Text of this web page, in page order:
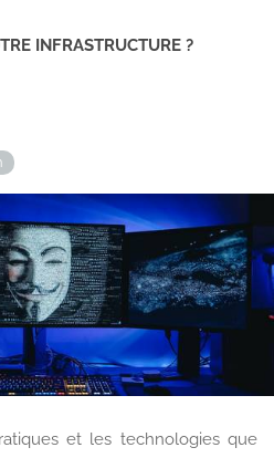
INFRASTRUCTURE ?
et les technologies que